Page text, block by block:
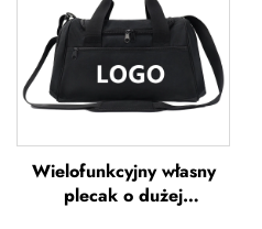
Wielofunkcyjny własny
plecak o dużej